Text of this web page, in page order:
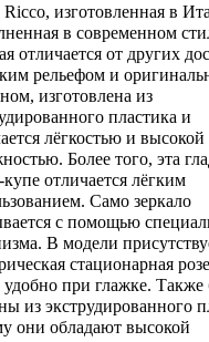
Ricco, изготовленная в
в современном
отличается от других
рельефом и
изготовлена из
пластика и
лёгкостью и высокой
Более того, эта
купе отличается лёгким
Само зеркало
с помощью
В модели
стационарная
удобно при глажке. Также
из экструдированного
они обладают высокой